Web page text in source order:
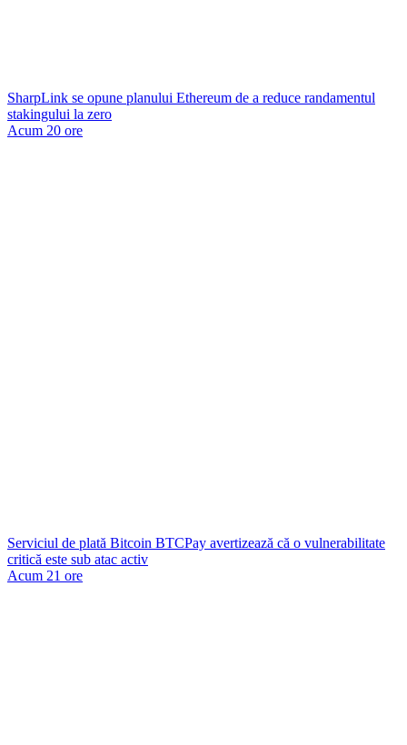
SharpLink se opune planului Ethereum de a reduce randamentul
stakingului la zero
Acum 20 ore
Serviciul de plată Bitcoin BTCPay avertizează că o vulnerabilitate
critică este sub atac activ
Acum 21 ore